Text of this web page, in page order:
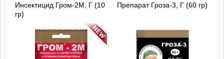
Инсектицид Гром-2М, Г (10
гр)
Препарат Гроза-3, Г (60 гр)